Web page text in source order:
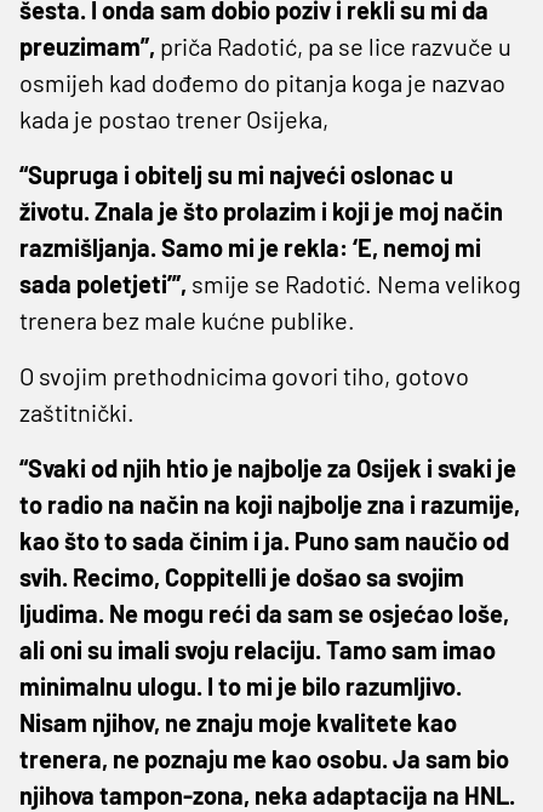
šesta. I onda sam dobio poziv i rekli su mi da
preuzimam”, priča Radotić, pa se lice razvuče u
osmijeh kad dođemo do pitanja koga je nazvao
kada je postao trener Osijeka,
“Supruga i obitelj su mi najveći oslonac u
životu. Znala je što prolazim i koji je moj način
razmišljanja. Samo mi je rekla: ‘E, nemoj mi
sada poletjeti’”, smije se Radotić. Nema velikog
trenera bez male kućne publike.
O svojim prethodnicima govori tiho, gotovo
zaštitnički.
“Svaki od njih htio je najbolje za Osijek i svaki je
to radio na način na koji najbolje zna i razumije,
kao što to sada činim i ja. Puno sam naučio od
svih. Recimo, Coppitelli je došao sa svojim
ljudima. Ne mogu reći da sam se osjećao loše,
ali oni su imali svoju relaciju. Tamo sam imao
minimalnu ulogu. I to mi je bilo razumljivo.
Nisam njihov, ne znaju moje kvalitete kao
trenera, ne poznaju me kao osobu. Ja sam bio
njihova tampon-zona, neka adaptacija na HNL.